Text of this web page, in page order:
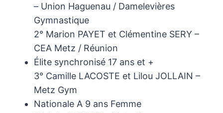
– Union Haguenau / Damelevières
Gymnastique
2° Marion PAYET et Clémentine SERY –
CEA Metz / Réunion
Élite synchronisé 17 ans et +
3° Camille LACOSTE et Lilou JOLLAIN –
Metz Gym
Nationale A 9 ans Femme